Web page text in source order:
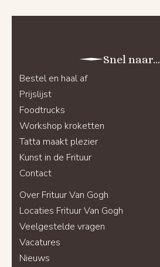
Snel naar...
Bestel en haal af
Prijslijst
Foodtrucks
Workshop kroketten
Tatta maakt plezier
Kunst in de Frituur
Contact
Over Frituur Van Gogh
Locaties Frituur Van Gogh
Veelgestelde vragen
Vacatures
Nieuws